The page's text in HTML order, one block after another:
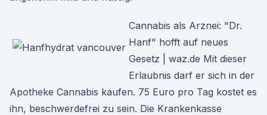
Cannabis als Arznei: "Dr.
Hanf" hofft auf neues
Gesetz | waz.de Mit dieser
Erlaubnis darf er sich in der
Apotheke Cannabis kaufen. 75 Euro pro Tag kostet es
ihn, beschwerdefrei zu sein. Die Krankenkasse